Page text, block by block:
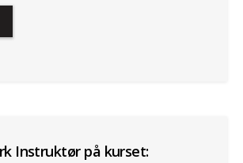
Instruktør på kurset: